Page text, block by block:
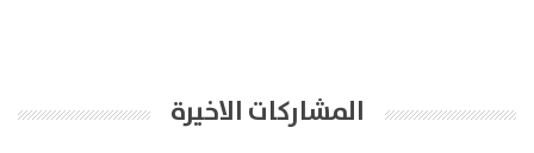
المشاركات الاخيرة